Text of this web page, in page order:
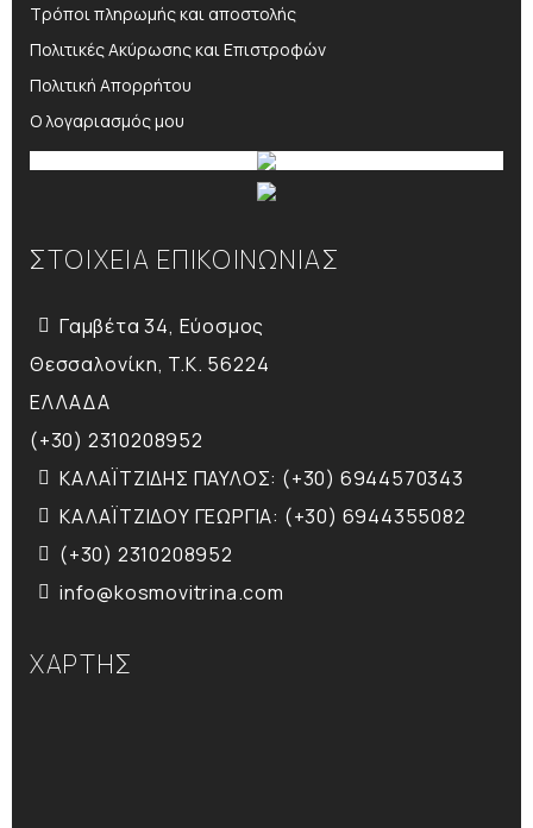
Τρόποι πληρωμής και αποστολής
Πολιτικές Ακύρωσης και Επιστροφών
Πολιτική Απορρήτου
Ο λογαριασμός μου
ΣΤΟΙΧΕΙΑ ΕΠΙΚΟΙΝΩΝΙΑΣ
Γαμβέτα 34, Εύοσμος
Θεσσαλονίκη, T.K. 56224
ΕΛΛΑΔΑ
(+30) 2310208952
ΚΑΛΑΪΤΖΙΔΗΣ ΠΑΥΛΟΣ: (+30) 6944570343
ΚΑΛΑΪΤΖΙΔΟΥ ΓΕΩΡΓΙΑ: (+30) 6944355082
(+30) 2310208952
info@kosmovitrina.com
ΧΑΡΤΗΣ